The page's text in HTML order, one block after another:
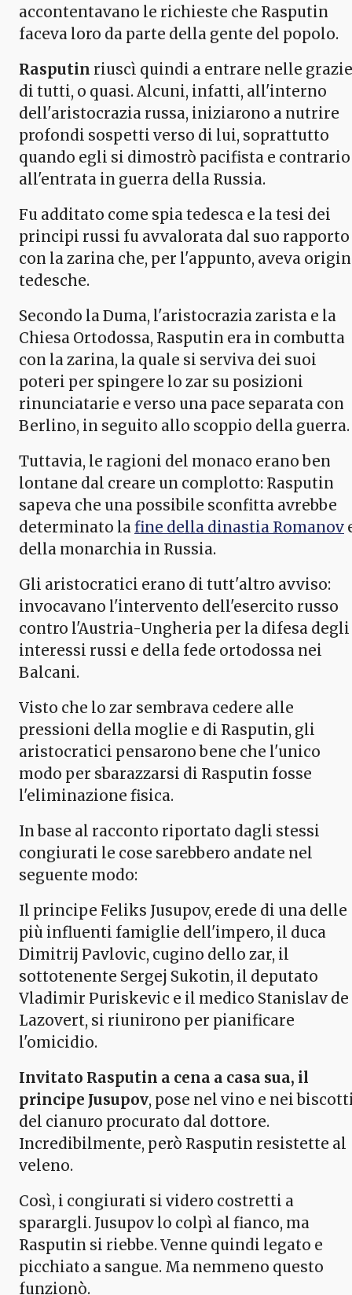
accontentavano le richieste che Rasputin
faceva loro da parte della gente del popolo.
Rasputin riuscì quindi a entrare nelle grazie
di tutti, o quasi. Alcuni, infatti, all'interno
dell'aristocrazia russa, iniziarono a nutrire
profondi sospetti verso di lui, soprattutto
quando egli si dimostrò pacifista e contrario
all'entrata in guerra della Russia.
Fu additato come spia tedesca e la tesi dei
principi russi fu avvalorata dal suo rapporto
con la zarina che, per l'appunto, aveva
tedesche.
Secondo la Duma, l'aristocrazia zarista e la
Chiesa Ortodossa, Rasputin era in combutta
con la zarina, la quale si serviva dei suoi
poteri per spingere lo zar su posizioni
rinunciatarie e verso una pace separata con
Berlino, in seguito allo scoppio della guerra.
Tuttavia, le ragioni del monaco erano ben
lontane dal creare un complotto: Rasputin
sapeva che una possibile sconfitta avrebbe
determinato lafine della dinastia Romanov
della monarchia in Russia.
Gli aristocratici erano di tutt'altro avviso:
invocavano l'intervento dell'esercito russo
contro l'Austria-Ungheria per la difesa degli
interessi russi e della fede ortodossa nei
Balcani.
Visto che lo zar sembrava cedere alle
pressioni della moglie e di Rasputin, gli
aristocratici pensarono bene che l'unico
modo per sbarazzarsi di Rasputin fosse
l'eliminazione fisica.
In base al racconto riportato dagli stessi
congiurati le cose sarebbero andate nel
seguente modo:
Il principe Feliks Jusupov, erede di una delle
più influenti famiglie dell'impero, il duca
Dimitrij Pavlovic, cugino dello zar, il
sottotenente Sergej Sukotin, il deputato
Vladimir Puriskevic e il medico Stanislav de
Lazovert, si riunirono per pianificare
l'omicidio.
Invitato Rasputin a cena a casa sua, il
principe Jusupov, pose nel vino e nei
del cianuro procurato dal dottore.
Incredibilmente, però Rasputin resistette al
veleno.
Così, i congiurati si videro costretti a
sparargli. Jusupov lo colpì al fianco, ma
Rasputin si riebbe. Venne quindi legato e
picchiato a sangue. Ma nemmeno questo
funzionò.